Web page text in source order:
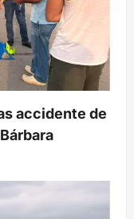
accidente de